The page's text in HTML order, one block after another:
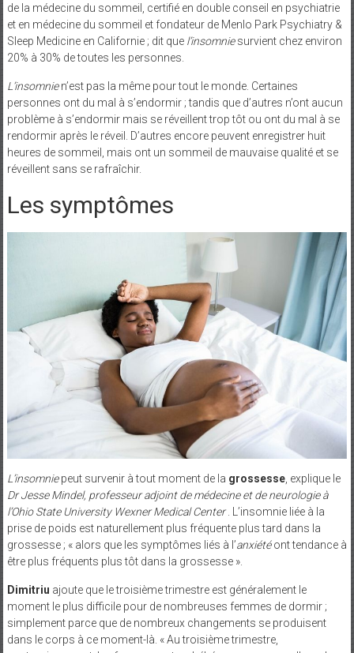
de la médecine du sommeil, certifié en double conseil en psychiatrie
et en médecine du sommeil et fondateur de Menlo Park Psychiatry &
Sleep Medicine en Californie ; dit quel’insomniesurvient chez environ
20% à 30% de toutes les personnes.
L’insomnien’est pas la même pour tout le monde. Certaines
personnes ont du mal à s’endormir ; tandis que d’autres n’ont aucun
problème à s’endormir mais se réveillent trop tôt ou ont du mal à se
rendormir après le réveil. D’autres encore peuvent enregistrer huit
heures de sommeil, mais ont un sommeil de mauvaise qualité et se
réveillent sans se rafraîchir.
Les symptômes
L’insomniepeut survenir à tout moment de la grossesse, explique le
Dr Jesse Mindel, professeur adjoint de médecine et de neurologie à
l’Ohio State University Wexner Medical Center. L’insomnie liée à la
prise de poids est naturellement plus fréquente plus tard dans la
grossesse ; « alors que les symptômes liés à l’anxiétéont tendance à
être plus fréquents plus tôt dans la grossesse ».
Dimitriu ajoute que le troisième trimestre est généralement le
moment le plus difficile pour de nombreuses femmes de dormir ;
simplement parce que de nombreux changements se produisent
dans le corps à ce moment-là. « Au troisième trimestre,